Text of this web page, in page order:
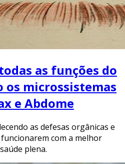
as funções do
microssistemas
e Abdome
as defesas orgânicas e
com a melhor
plena.